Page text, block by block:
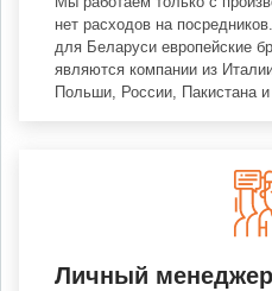
нет расходов на
для Беларуси европейские
являются компании из
Польши, России, Пакистана и
Личный менеджер